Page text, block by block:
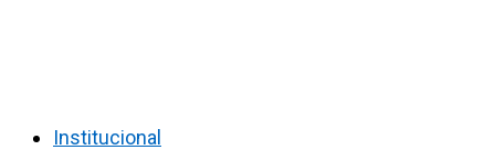
Institucional